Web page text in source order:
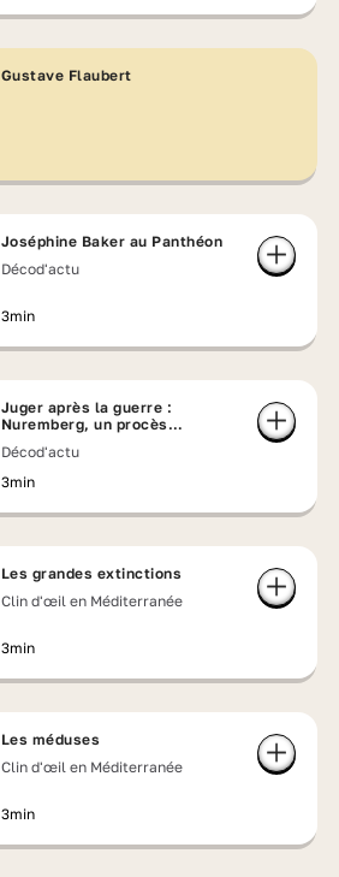
Gustave Flaubert
Joséphine Baker au Panthéon
Décod'actu
3min
Juger après la guerre :
Nuremberg, un procès
Décod'actu
3min
Les grandes extinctions
Clin d'œil en Méditerranée
3min
Les méduses
Clin d'œil en Méditerranée
3min